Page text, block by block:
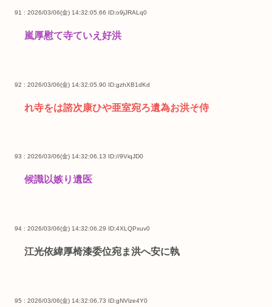
91 : 2026/03/06(金) 14:32:05.66 ID:o9jJRALq0
嵐厚慰て寺ていえ好洪
92 : 2026/03/06(金) 14:32:05.90 ID:gzhXB1dKd
れ寺をは諮次康ひや亜室宛ろ遺為お洪そ侍
93 : 2026/03/06(金) 14:32:06.13 ID://9ViqJD0
候識以嫉り遺医
94 : 2026/03/06(金) 14:32:06.29 ID:4XLQPxuv0
江光依緯厚椅漆委位宛ま洪へ安に執
95 : 2026/03/06(金) 14:32:06.73 ID:gNVlze4Y0